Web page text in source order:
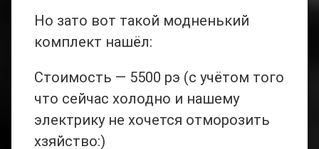
Но зато вот такой модненький
комплект нашёл:
Стоимость — 5500 рэ (с учётом того
что сейчас холодно и нашему
электрику не хочется отморозить
хзяйство:)